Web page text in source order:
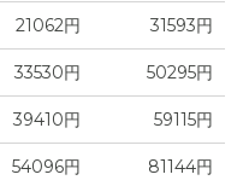
-
0.5
0 万円
0.7
21062円 31593円
33530円 50295円
39410円 59115円
54096円 81144円